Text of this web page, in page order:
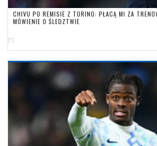
CHIVU PO REMISIE Z TORINO: PŁACĄ MI ZA
MÓWIENIE O ŚLEDZTWIE
[1]